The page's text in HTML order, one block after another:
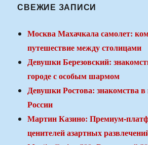
СВЕЖИЕ ЗАПИСИ
Москва Махачкала самолет:
путешествие между столицами
Девушки Березовский:
городе с особым шармом
Девушки Ростова: знакомства
России
Мартин Казино: Премиум-
ценителей азартных